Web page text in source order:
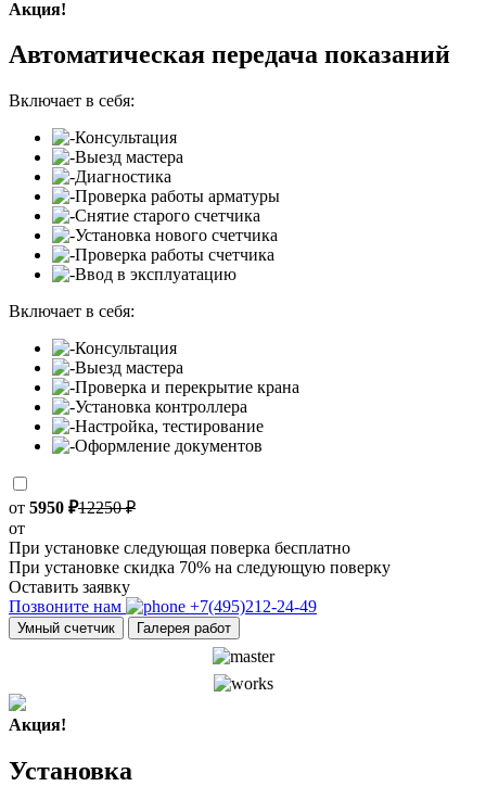
Акция!
Автоматическая передача показаний
Включает в себя:
Консультация
Выезд мастера
Диагностика
Проверка работы арматуры
Снятие старого счетчика
Установка нового счетчика
Проверка работы счетчика
Ввод в эксплуатацию
Включает в себя:
Консультация
Выезд мастера
Проверка и перекрытие крана
Установка контроллера
Настройка, тестирование
Оформление документов
от 5950 ₽12250 ₽
от
При установке следующая поверка бесплатно
При установке скидка 70% на следующую поверку
Оставить заявку
Позвоните нам
+7(495)212-24-49
Умный счетчик Галерея работ
Акция!
Установка